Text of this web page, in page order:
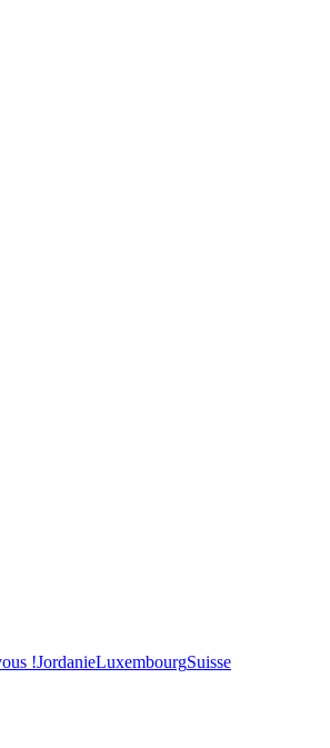
!JordanieLuxembourgSuisse